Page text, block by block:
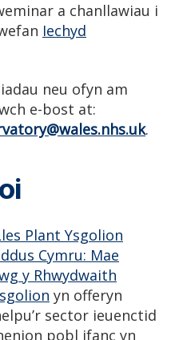
a chanllawiau i
Iechyd
neu ofyn am
e-bost at:
.
Plant Ysgolion
Cymru: Mae
y Rhwydwaith
yn offeryn
sector ieuenctid
pobl ifanc yn